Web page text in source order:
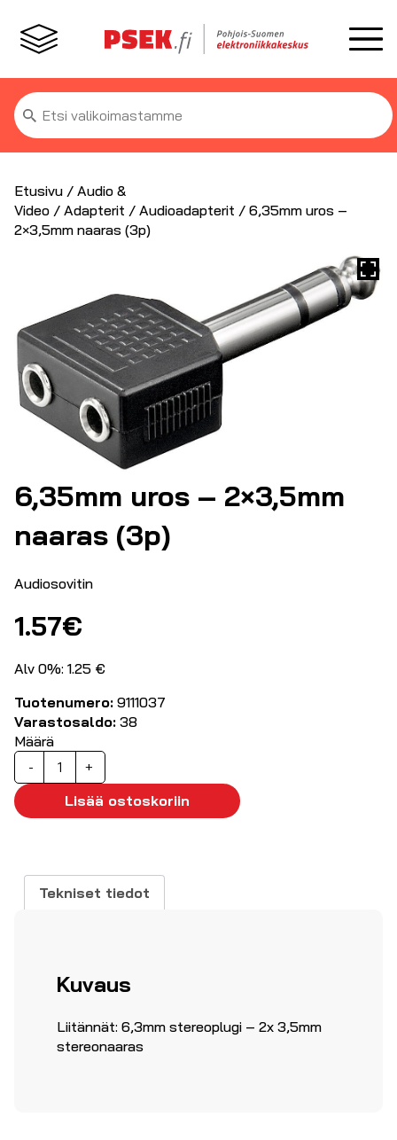
Etsi:
Etusivu / Audio &
Video / Adapterit / Audioadapterit / 6,35mm uros –
2×3,5mm naaras (3p)
6,35mm uros – 2×3,5mm
naaras (3p)
Audiosovitin
1.57€
Alv 0%: 1.25 €
Tuotenumero: 9111037
Varastosaldo: 38
Määrä
-
6,35mm
uros
2x3,5mm
määrä
+
Lisää ostoskoriin
Tekniset tiedot
Kuvaus
Liitännät: 6,3mm stereoplugi – 2x 3,5mm
stereonaaras